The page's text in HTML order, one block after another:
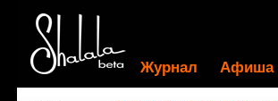
Журнал Афиша